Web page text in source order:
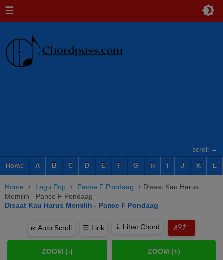
☰
scroll →
Home A B C D E F G H J K L
Home › Lagu Pop › Pance F Pondaag › Disaat Kau Harus
Memilih - Pance F Pondaag
Disaat Kau Harus Memilih - Pance F Pondaag
⋈ Auto Scroll ☰ Lirik ⇣ Lihat Chord ðŸŽ¨